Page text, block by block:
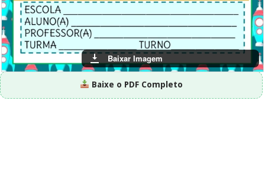
Baixar Imagem
Baixe o PDF Completo